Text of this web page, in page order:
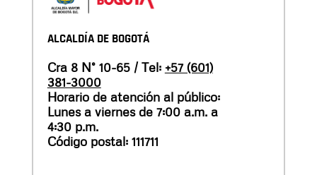
ALCALDÍA DE BOGOTÁ
Cra 8 N° 10-65 / Tel: +57 (601)
381-3000
Horario de atención al público:
Lunes a viernes de 7:00 a.m. a
4:30 p.m.
Código postal: 111711